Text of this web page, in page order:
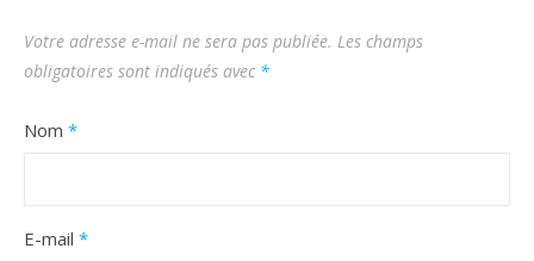
Votre adresse e-mail ne sera pas publiée. Les champs
obligatoires sont indiqués avec *
Nom *
E-mail *